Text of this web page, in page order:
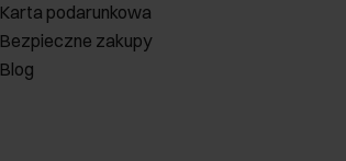
Karta podarunkowa
Bezpieczne zakupy
Blog